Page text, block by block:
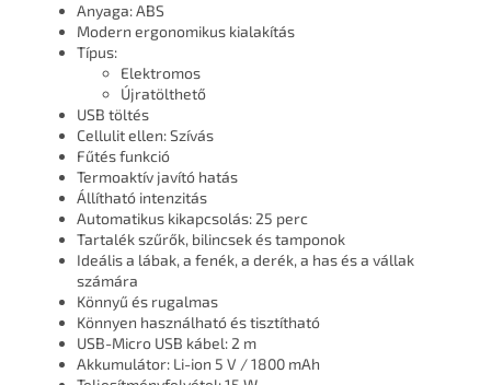
Anyaga: ABS
Modern ergonomikus kialakítás
Típus:
Elektromos
Újratölthető
USB töltés
Cellulit ellen: Szívás
Fűtés funkció
Termoaktív javító hatás
Állítható intenzitás
Automatikus kikapcsolás: 25 perc
Tartalék szűrők, bilincsek és tamponok
Ideális a lábak, a fenék, a derék, a has és a vállak
számára
Könnyű és rugalmas
Könnyen használható és tisztítható
USB-Micro USB kábel: 2 m
Akkumulátor: Li-ion 5 V / 1800 mAh